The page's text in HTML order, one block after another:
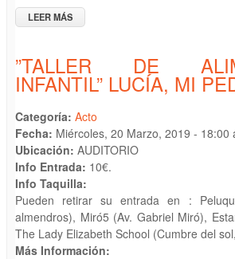
LEER MÁS
IFACH (CALP, ALICANTE) 10
”TALLER DE
INFANTIL” LUCÍA, MI
Categoría: Acto
Fecha: Miércoles, 20 Marzo, 2019 - 18:00
Ubicación: AUDITORIO
Info Entrada: 10€.
Info Taquilla:
Pueden retirar su entrada en :
almendros), Miró5 (Av. Gabriel Miró),
The Lady Elizabeth School (Cumbre del
Más Información: